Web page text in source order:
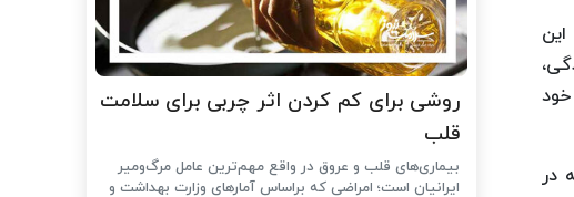
در
روشی برای کم کردن اثر چربی برای سلامت
قلب
بیماری‌های قلب و عروق در واقع مهم‌ترین عامل مرگ‌ومیر
ایرانیان است؛ امراضی که براساس آمارهای وزارت بهداشت و